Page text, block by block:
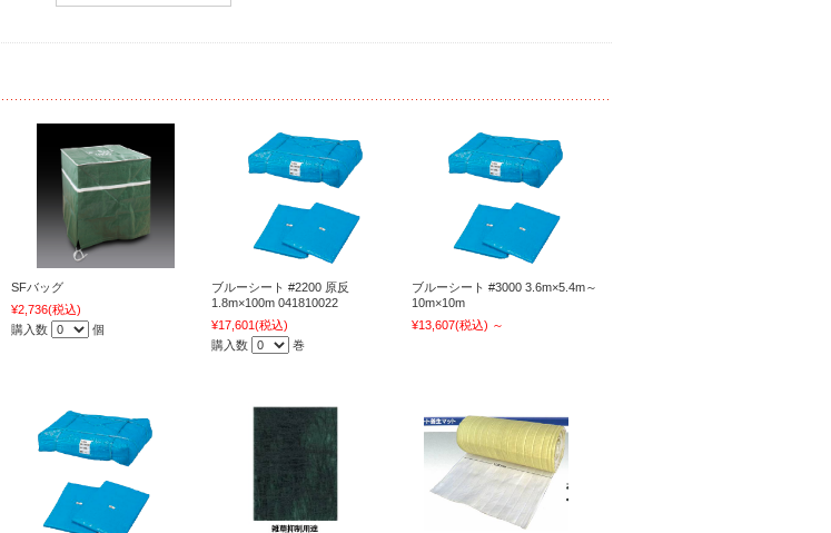
SFバッグ
¥2,736(税込)
購入数
個
ブルーシート #2200 原反
1.8m×100m 041810022
¥17,601(税込)
購入数
巻
ブルーシート #3000 3.6m×5.4m～
10m×10m
¥13,607(税込) ～